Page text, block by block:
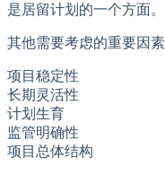
是居留计划的一个方面。
其他需要考虑的重要因素
项目稳定性
长期灵活性
计划生育
监管明确性
项目总体结构